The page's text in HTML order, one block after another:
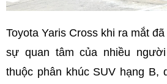
Toyota Yaris Cross khi ra mắt
sự quan tâm của nhiều
thuộc phân khúc SUV hạng B,